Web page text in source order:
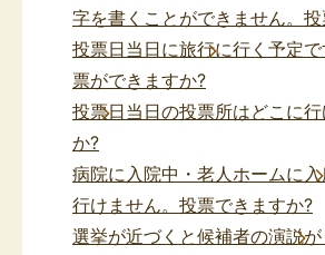
字を書くことができません。
投票日当日に旅行に行く予定
票ができますか?
投票日当日の投票所はどこに
か?
病院に入院中・老人ホームに
行けません。投票できますか?
選挙が近づくと候補者の演説